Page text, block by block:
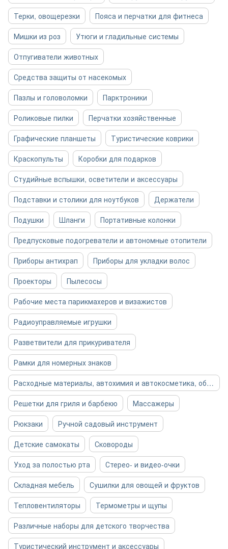
Терки, овощерезки
Пояса и перчатки для фитнеса
Мишки из роз
Утюги и гладильные системы
Отпугиватели животных
Средства защиты от насекомых
Пазлы и головоломки
Парктроники
Роликовые пилки
Перчатки хозяйственные
Графические планшеты
Туристические коврики
Краскопульты
Коробки для подарков
Студийные вспышки, осветители и аксессуары
Подставки и столики для ноутбуков
Держатели
Подушки
Шланги
Портативные колонки
Предпусковые подогреватели и автономные отопители
Приборы антихрап
Приборы для укладки волос
Проекторы
Пылесосы
Рабочие места парикмахеров и визажистов
Радиоуправляемые игрушки
Разветвители для прикуривателя
Рамки для номерных знаков
Расходные материалы, автохимия и автокосметика, общее
Решетки для гриля и барбекю
Массажеры
Рюкзаки
Ручной садовый инструмент
Детские самокаты
Сковороды
Уход за полостью рта
Стерео- и видео-очки
Складная мебель
Сушилки для овощей и фруктов
Тепловентиляторы
Термометры и щупы
Различные наборы для детского творчества
Туристический инструмент и аксессуары